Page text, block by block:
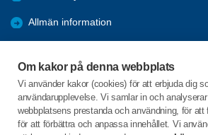
Om kakor på denna webbplats
Vi använder kakor (cookies) för att erbjuda dig
användarupplevelse. Vi samlar in och
webbplatsens prestanda och användning, för att
för att förbättra och anpassa innehållet. Vi
Allmän information
2025 Arkiv
2024 Arkiv